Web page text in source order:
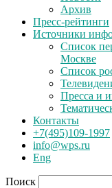
Архив
Пресс-рейтинги
Источники
Список
Москве
Список
Пресса и
Контакты
+7(495)109-1997
info@wps.ru
Eng
Поиск